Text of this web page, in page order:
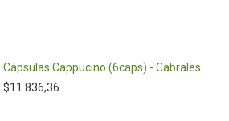
Cápsulas Cappucino (6caps) - Cabrales
$11.836,36